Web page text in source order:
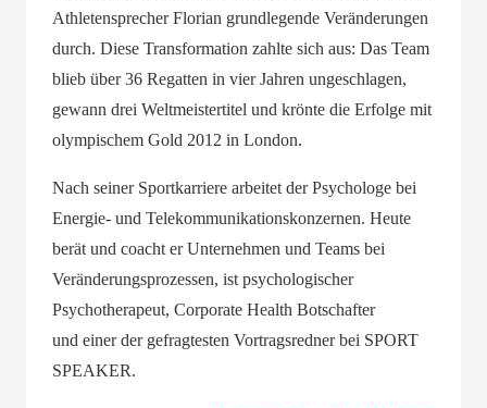
AthletensprecherFlorian grundlegende Veränderungen
durch. Diese Transformation zahlte sich aus: Das Team
blieb über 36 Regatten in vier Jahren ungeschlagen,
gewann drei Weltmeistertitel und krönte die Erfolge mit
olympischem Gold 2012 in London.
Nach seiner Sportkarriere arbeitet der Psychologe bei
Energie- und Telekommunikationskonzernen. Heute
berät und coacht er Unternehmen und Teams bei
Veränderungsprozessen, ist psychologischer
Psychotherapeut, Corporate Health Botschafter
und einer der gefragtesten Vortragsredner bei SPORT
SPEAKER.